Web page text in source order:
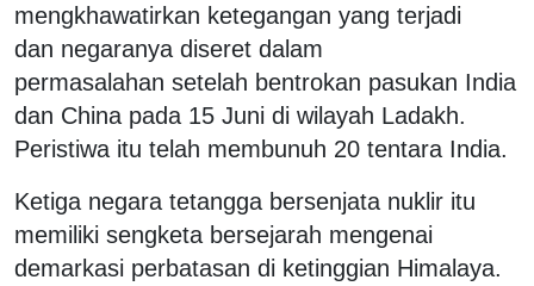
mengkhawatirkan ketegangan yang terjadi
dan negaranya diseret dalam
permasalahan setelah bentrokan pasukan India
dan China pada 15 Juni di wilayah Ladakh.
Peristiwa itu telah membunuh 20 tentara India.
Ketiga negara tetangga bersenjata nuklir itu
memiliki sengketa bersejarah mengenai
demarkasi perbatasan di ketinggian Himalaya.